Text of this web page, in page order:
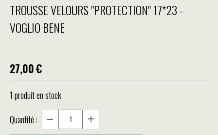
TROUSSE VELOURS "PROTECTION" 17*23 -
VOGLIO BENE
27,00€
1 produit en stock
Quantité :